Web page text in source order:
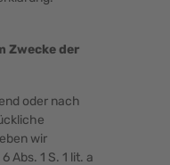
Zwecke der
oder nach
wir
Abs. 1 S. 1 lit. a